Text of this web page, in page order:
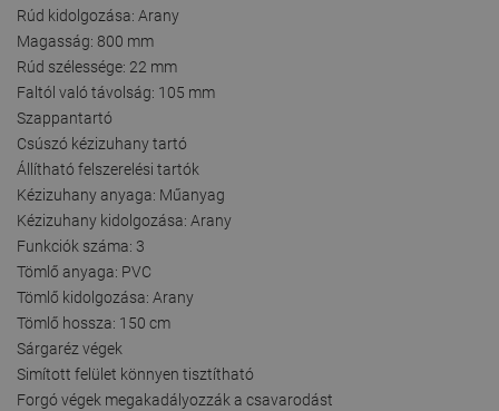
Rúd kidolgozása: Arany
Magasság: 800 mm
Rúd szélessége: 22 mm
Faltól való távolság: 105 mm
Szappantartó
Csúszó kézizuhany tartó
Állítható felszerelési tartók
Kézizuhany anyaga: Műanyag
Kézizuhany kidolgozása: Arany
Funkciók száma: 3
Tömlő anyaga: PVC
Tömlő kidolgozása: Arany
Tömlő hossza: 150 cm
Sárgaréz végek
Simított felület könnyen tisztítható
Forgó végek megakadályozzák a csavarodást